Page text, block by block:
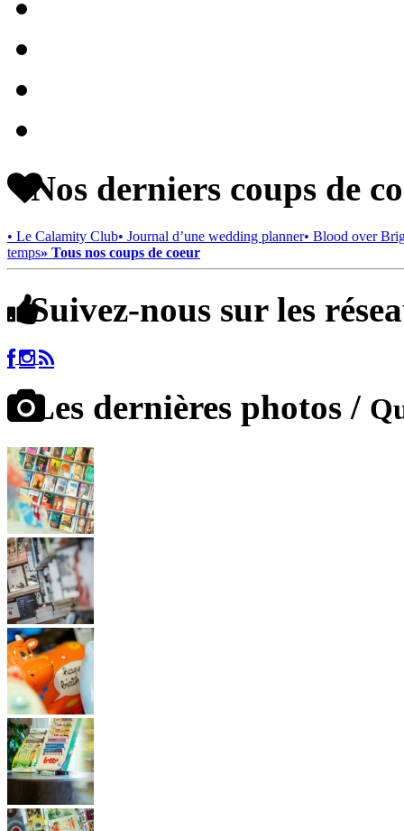
Nos derniers coups de
• Le Calamity Club• Journal d’une wedding planner• Blood over
temps» Tous nos coups de coeur
Suivez-nous sur les
Les dernières photos /